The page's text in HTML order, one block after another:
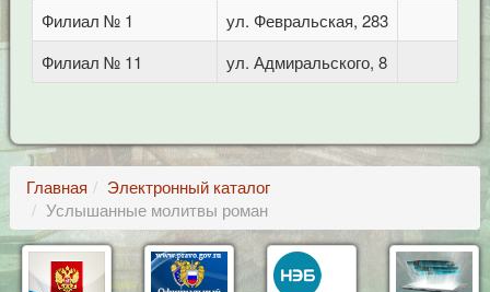
Филиал № 1 ул. Февральская, 283
Филиал № 11
ул. Адмиральского, 8
Главная
Электронный каталог
Услышанные молитвы роман